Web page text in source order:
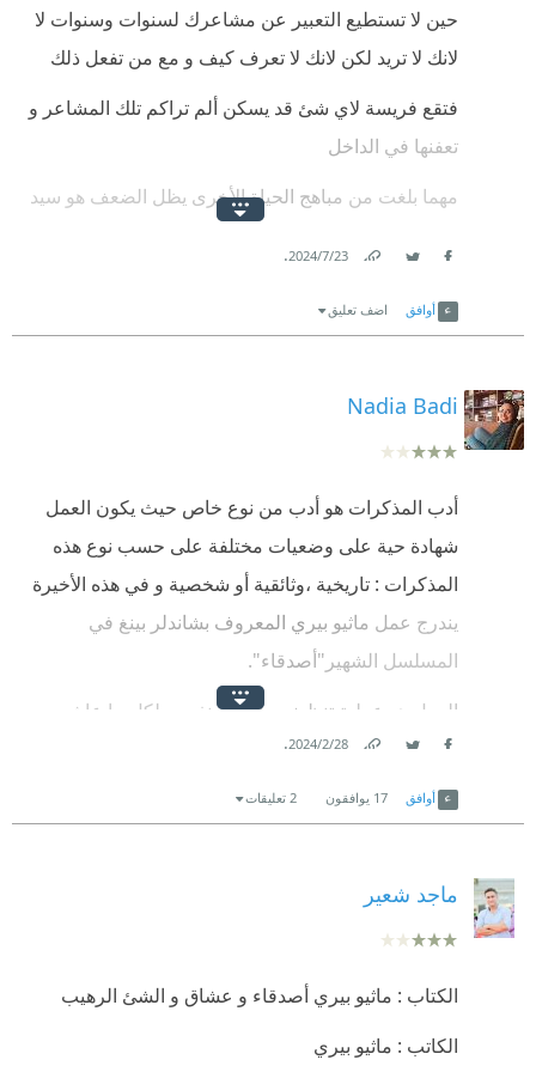
وما الثمن؟
اللهم عافنا.
حين لا تستطيع التعبير عن مشاعرك لسنوات وسنوات لا
لانك لا تريد لكن لانك لا تعرف كيف و مع من تفعل ذلك
فتقع فريسة لاي شئ قد يسكن ألم تراكم تلك المشاعر و
تعفنها في الداخل
مهما بلغت من مباهج الحياة الأخرى يظل الضعف هو سيد
23‏/7‏/2024
.
أوافق اضف تعليق
Nadia Badi
أدب المذكرات هو أدب من نوع خاص حيث يكون العمل
شهادة حية على وضعيات مختلفة على حسب نوع هذه
المذكرات : تاريخية ،وثائقية أو شخصية و في هذه الأخيرة
يندرج عمل ماثيو بيري المعروف بشاندلر بينغ في
المسلسل الشهير"أصدقاء".
العمل هو عملية تنظيف و تطهير نفسي لكل ما عاشه
ماثيو أو ماتي من إدمان على المخدرات و الكحول عبر
حياته مع استرجاع لكل لحظات بؤسه و الفراغ النفسي
الذي يأكل أحشاءه .
انفجار في القولون و يتخلله لحظات و فواصل تتأرجح بين
ذكرياته الماضية و لحظات الراهن.
العمل يكشف عن الألم الذي يعاني منه المدمن و الصراع
الغير متكافئ بين الانسان و المواد المخدرة .
28‏/2‏/2024
.
أوافق 17 يوافقون 2 تعليقات
ماجد شعير
الكتاب : ماثيو بيري أصدقاء و عشاق و الشئ الرهيب
الكاتب : ماثيو بيري